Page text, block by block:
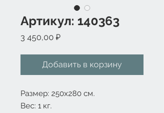
Артикул: 140363
3 450,00 ₽Цена
Добавить в корзину
Размер: 250x280 см.
Вес: 1 кг.